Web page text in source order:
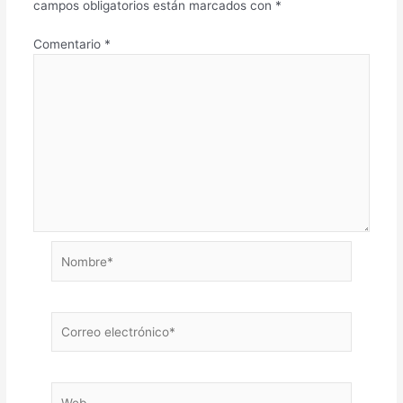
campos obligatorios están marcados con *
Comentario *
electrónico*